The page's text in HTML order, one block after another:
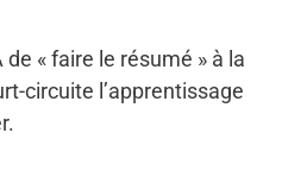
« faire le résumé » à la
circuite l’apprentissage